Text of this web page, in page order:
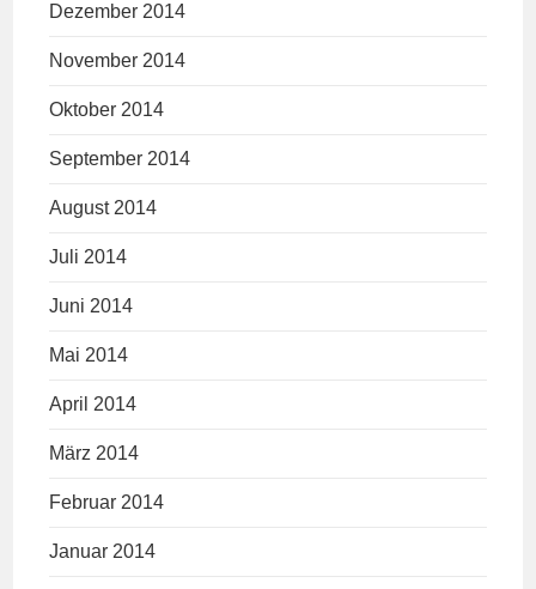
Dezember 2014
November 2014
Oktober 2014
September 2014
August 2014
Juli 2014
Juni 2014
Mai 2014
April 2014
März 2014
Februar 2014
Januar 2014